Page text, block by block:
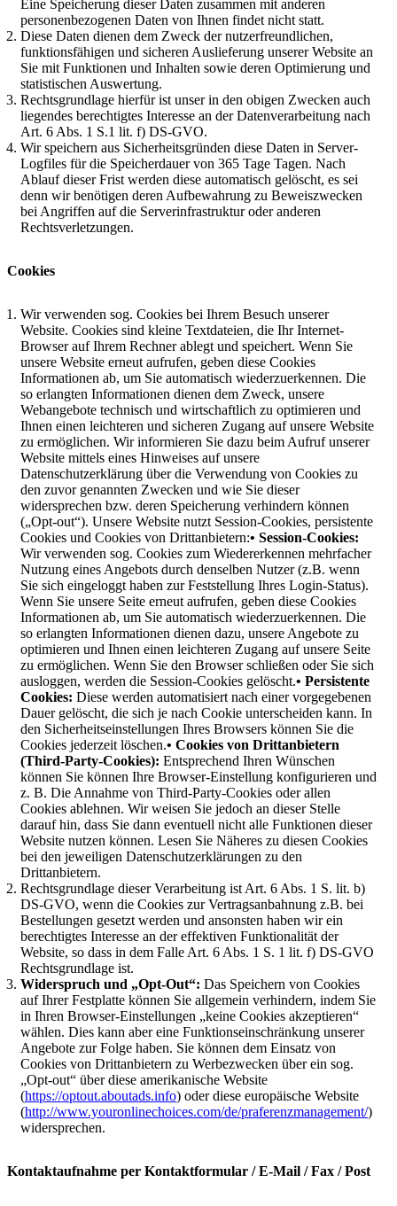
Eine Speicherung dieser Daten zusammen mit anderen
personenbezogenen Daten von Ihnen findet nicht statt.
Diese Daten dienen dem Zweck der nutzerfreundlichen,
funktionsfähigen und sicheren Auslieferung unserer Website an
Sie mit Funktionen und Inhalten sowie deren Optimierung und
statistischen Auswertung.
Rechtsgrundlage hierfür ist unser in den obigen Zwecken auch
liegendes berechtigtes Interesse an der Datenverarbeitung nach
Art. 6 Abs. 1 S.1 lit. f) DS-GVO.
Wir speichern aus Sicherheitsgründen diese Daten in Server-
Logfiles für die Speicherdauer von 365 Tage Tagen. Nach
Ablauf dieser Frist werden diese automatisch gelöscht, es sei
denn wir benötigen deren Aufbewahrung zu Beweiszwecken
bei Angriffen auf die Serverinfrastruktur oder anderen
Rechtsverletzungen.
Cookies
Wir verwenden sog. Cookies bei Ihrem Besuch unserer
Website. Cookies sind kleine Textdateien, die Ihr Internet-
Browser auf Ihrem Rechner ablegt und speichert. Wenn Sie
unsere Website erneut aufrufen, geben diese Cookies
Informationen ab, um Sie automatisch wiederzuerkennen. Die
so erlangten Informationen dienen dem Zweck, unsere
Webangebote technisch und wirtschaftlich zu optimieren und
Ihnen einen leichteren und sicheren Zugang auf unsere Website
zu ermöglichen. Wir informieren Sie dazu beim Aufruf unserer
Website mittels eines Hinweises auf unsere
Datenschutzerklärung über die Verwendung von Cookies zu
den zuvor genannten Zwecken und wie Sie dieser
widersprechen bzw. deren Speicherung verhindern können
(„Opt-out“). Unsere Website nutzt Session-Cookies, persistente
Cookies und Cookies von Drittanbietern:• Session-Cookies:
Wir verwenden sog. Cookies zum Wiedererkennen mehrfacher
Nutzung eines Angebots durch denselben Nutzer (z.B. wenn
Sie sich eingeloggt haben zur Feststellung Ihres Login-Status).
Wenn Sie unsere Seite erneut aufrufen, geben diese Cookies
Informationen ab, um Sie automatisch wiederzuerkennen. Die
so erlangten Informationen dienen dazu, unsere Angebote zu
optimieren und Ihnen einen leichteren Zugang auf unsere Seite
zu ermöglichen. Wenn Sie den Browser schließen oder Sie sich
ausloggen, werden die Session-Cookies gelöscht.• Persistente
Cookies: Diese werden automatisiert nach einer vorgegebenen
Dauer gelöscht, die sich je nach Cookie unterscheiden kann. In
den Sicherheitseinstellungen Ihres Browsers können Sie die
Cookies jederzeit löschen.• Cookies von Drittanbietern
(Third-Party-Cookies): Entsprechend Ihren Wünschen
können Sie können Ihre Browser-Einstellung konfigurieren und
z. B. Die Annahme von Third-Party-Cookies oder allen
Cookies ablehnen. Wir weisen Sie jedoch an dieser Stelle
darauf hin, dass Sie dann eventuell nicht alle Funktionen dieser
Website nutzen können. Lesen Sie Näheres zu diesen Cookies
bei den jeweiligen Datenschutzerklärungen zu den
Drittanbietern.
Rechtsgrundlage dieser Verarbeitung ist Art. 6 Abs. 1 S. lit. b)
DS-GVO, wenn die Cookies zur Vertragsanbahnung z.B. bei
Bestellungen gesetzt werden und ansonsten haben wir ein
berechtigtes Interesse an der effektiven Funktionalität der
Website, so dass in dem Falle Art. 6 Abs. 1 S. 1 lit. f) DS-GVO
Rechtsgrundlage ist.
Widerspruch und „Opt-Out“: Das Speichern von Cookies
auf Ihrer Festplatte können Sie allgemein verhindern, indem Sie
in Ihren Browser-Einstellungen „keine Cookies akzeptieren“
wählen. Dies kann aber eine Funktionseinschränkung unserer
Angebote zur Folge haben. Sie können dem Einsatz von
Cookies von Drittanbietern zu Werbezwecken über ein sog.
„Opt-out“ über diese amerikanische Website
(https://optout.aboutads.info) oder diese europäische Website
(http://www.youronlinechoices.com/de/praferenzmanagement/)
widersprechen.
Kontaktaufnahme per Kontaktformular / E-Mail / Fax / Post